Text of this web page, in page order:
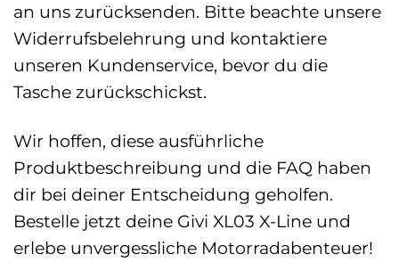
an uns zurücksenden. Bitte beachte unsere
Widerrufsbelehrung und kontaktiere
unseren Kundenservice, bevor du die
Tasche zurückschickst.
Wir hoffen, diese ausführliche
Produktbeschreibung und die FAQ haben
dir bei deiner Entscheidung geholfen.
Bestelle jetzt deine Givi XL03 X-Line und
erlebe unvergessliche Motorradabenteuer!